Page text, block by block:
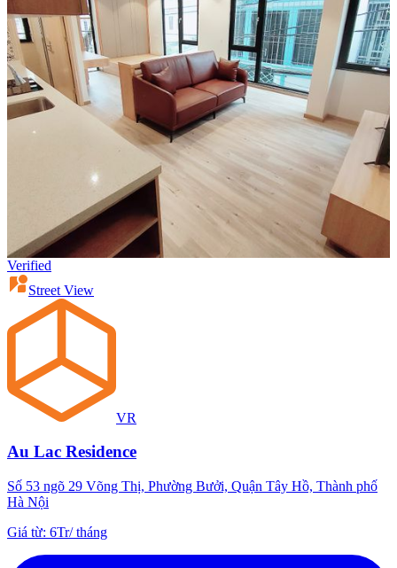
Verified
Street View
VR
Au Lac Residence
Số 53 ngõ 29 Võng Thị, Phường Bưởi, Quận Tây Hồ, Thành phố
Hà Nội
Giá từ: 6Tr/tháng